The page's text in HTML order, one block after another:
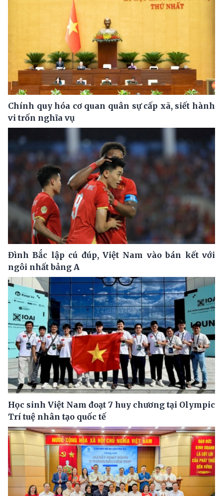
Chính quy hóa cơ quan quân sự cấp xã, siết hành
vi trốn nghĩa vụ
Đình Bắc lập cú đúp, Việt Nam vào bán kết với
ngôi nhất bảng A
Học sinh Việt Nam đoạt 7 huy chương tại Olympic
Trí tuệ nhân tạo quốc tế